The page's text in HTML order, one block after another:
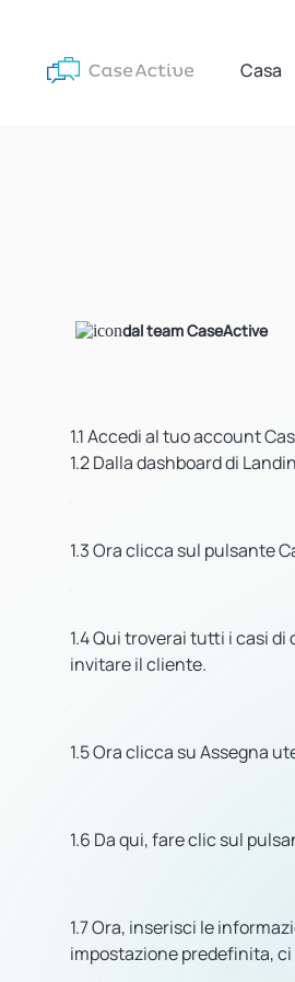
Casa
dal team CaseActive
1.1Accedi al tuo account
1.2Dalla dashboard di
1.3Ora clicca sul pulsante
1.4Qui troverai tutti i casi di
invitare il cliente.
1.5Ora clicca su Assegna
1.6 Da qui, fare clic sul
1.7Ora, inserisci le
impostazione predefinita,